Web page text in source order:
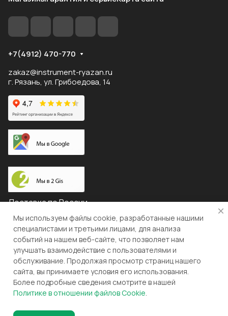
+7(4912) 470-770
zakaz@instrument-ryazan.ru
г. Рязань, ул. Грибоедова, 14
Доставка по России
© 2026 "ЛЕВША"
Конфиденциальность
Оферта
Разработка и поддержка gianit.ru
Мы используем файлы cookie, разработанные нашими
специалистами и третьими лицами, для анализа
событий на нашем веб-сайте, что позволяет нам
улучшать взаимодействие с пользователями и
обслуживание. Продолжая просмотр страниц нашего
сайта, вы принимаете условия его использования.
Более подробные сведения смотрите в нашей
Политике в отношении файлов Cookie.